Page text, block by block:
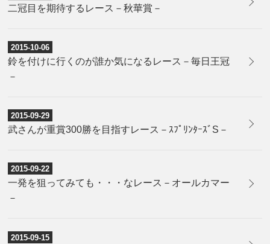
二冠目を期待するレース－秋華賞－
2015-10-06
鈴を付けに行くのが誰か気になるレース－毎日王冠
－
2015-09-29
武さんが重賞300勝を目指すレース－ｽﾌﾟﾘﾝﾀｰｽﾞS－
2015-09-22
一発を狙ってみても・・・なレース－オールカマー
－
2015-09-15